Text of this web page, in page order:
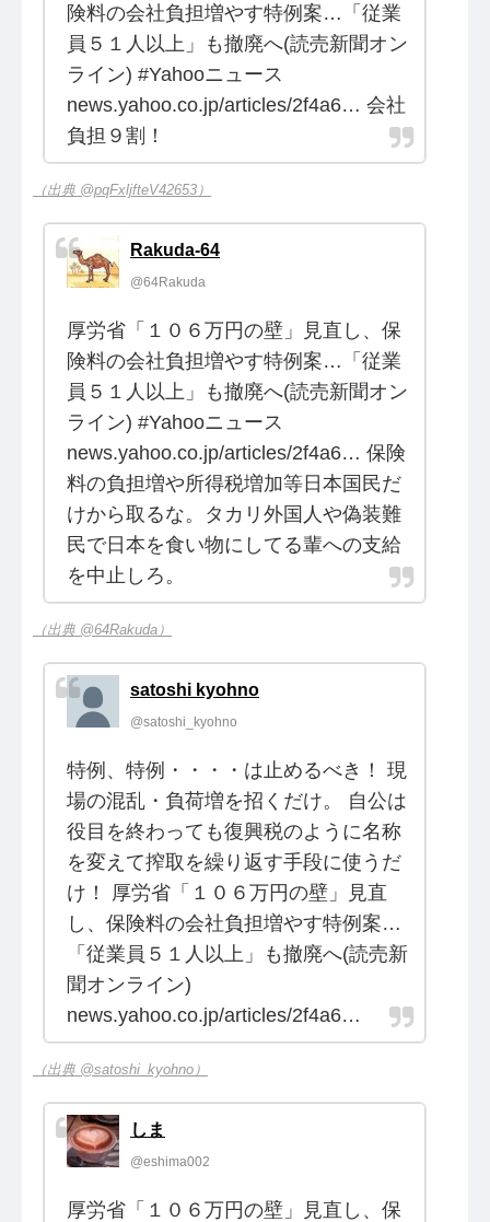
険料の会社負担増やす特例案…「従業
員５１人以上」も撤廃へ(読売新聞オン
ライン) #Yahooニュース
news.yahoo.co.jp/articles/2f4a6… 会社
負担９割！
（出典 @pqFxljfteV42653）
Rakuda-64
@64Rakuda
厚労省「１０６万円の壁」見直し、保
険料の会社負担増やす特例案…「従業
員５１人以上」も撤廃へ(読売新聞オン
ライン) #Yahooニュース
news.yahoo.co.jp/articles/2f4a6… 保険
料の負担増や所得税増加等日本国民だ
けから取るな。タカリ外国人や偽装難
民で日本を食い物にしてる輩への支給
を中止しろ。
（出典 @64Rakuda）
satoshi kyohno
@satoshi_kyohno
特例、特例・・・・は止めるべき！ 現
場の混乱・負荷増を招くだけ。 自公は
役目を終わっても復興税のように名称
を変えて搾取を繰り返す手段に使うだ
け！ 厚労省「１０６万円の壁」見直
し、保険料の会社負担増やす特例案…
「従業員５１人以上」も撤廃へ(読売新
聞オンライン)
news.yahoo.co.jp/articles/2f4a6…
（出典 @satoshi_kyohno）
しま
@eshima002
厚労省「１０６万円の壁」見直し、保